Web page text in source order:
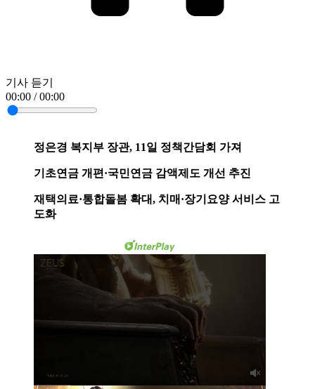
기사 듣기
00:00 / 00:00
정은경 복지부 장관, 11일 정책간담회 가져
기초연금 개편·국민연금 감액제도 개선 추진
재택의료·통합돌봄 확대, 치매·장기요양 서비스 고
도화